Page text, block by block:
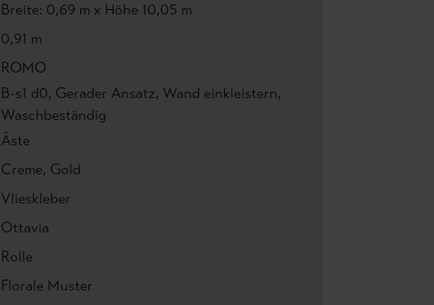
Breite: 0,69 m x Höhe 10,05 m
0,91 m
ROMO
B-s1 d0, Gerader Ansatz, Wand einkleistern,
Waschbeständig
Äste
Creme, Gold
Vlieskleber
Ottavia
Rolle
Florale Muster